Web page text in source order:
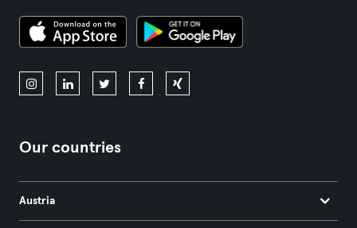
Our countries
Austria